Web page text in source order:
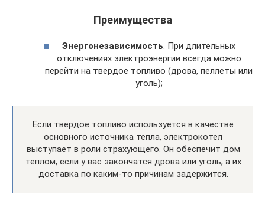
Преимущества
Энергонезависимость. При длительных
отключениях электроэнергии всегда можно
перейти на твердое топливо (дрова, пеллеты или
уголь);
Если твердое топливо используется в качестве
основного источника тепла, электрокотел
выступает в роли страхующего. Он обеспечит дом
теплом, если у вас закончатся дрова или уголь, а их
доставка по каким-то причинам задержится.